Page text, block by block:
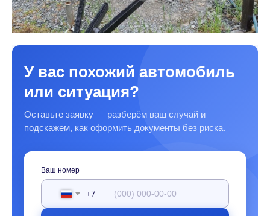
У вас похожий автомобиль
или ситуация?
Оставьте заявку — разберём ваш случай и
подскажем, как оформить документы без риска.
Ваш номер
+7